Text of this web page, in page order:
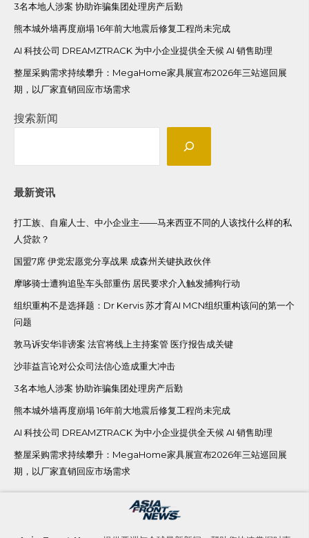
3名本地人涉案 协助诈骗集团处理房产后勤
熊本城外墙再度崩塌 16年前大地震后修复工程尚未完成
AI 科技公司 DREAMZTRACK 为中小企业提供全天候 AI 销售助理
整屋采购需求持续攀升：MegaHome家具展宣布2026年三站巡回展
期，以厂家直销回应市场需求
搜索新闻
最新资讯
打工族、自雇人士、中小企业主——马来西亚不同的人该找什么样的私
人贷款？
国盟7席 伊党宏愿党分享战果 成森州关键执政伙伴
摩哆骑士遭狗追坠车头部重伤 居民要求介入触发捕狗行动
组织重构不是选择题：Dr Kervis 苏才育AI MCN组织重构该问的第一个
问题
敦马诉安华诽谤案 法官将线上主持案管 医疗报告成关键
沙菲益言论对公众司法信心造成重大冲击
3名本地人涉案 协助诈骗集团处理房产后勤
熊本城外墙再度崩塌 16年前大地震后修复工程尚未完成
AI 科技公司 DREAMZTRACK 为中小企业提供全天候 AI 销售助理
整屋采购需求持续攀升：MegaHome家具展宣布2026年三站巡回展
期，以厂家直销回应市场需求